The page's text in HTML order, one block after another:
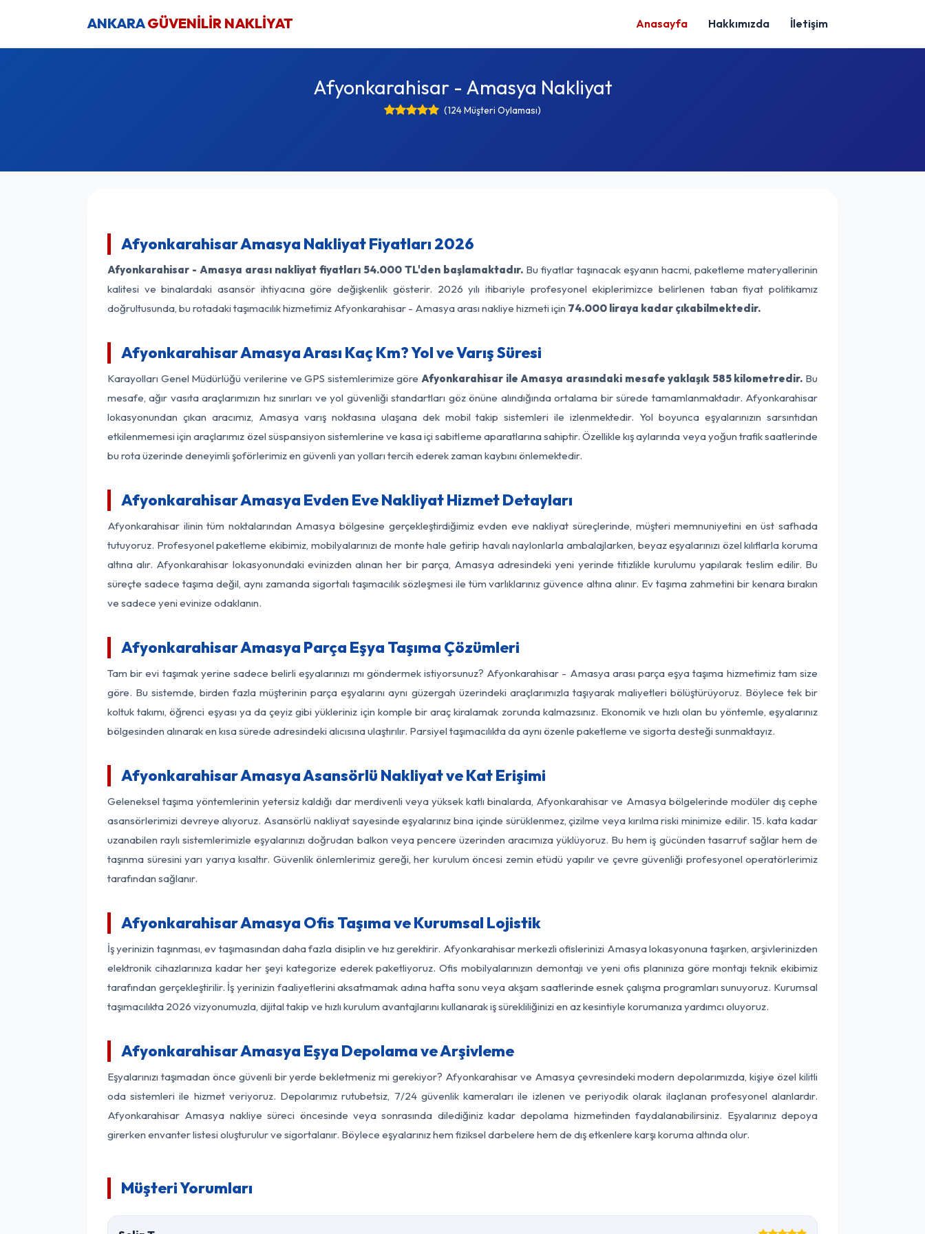
ANKARAGÜVENİLİR NAKLİYAT Anasayfa Hakkımızda İletişim
Afyonkarahisar - Amasya Nakliyat
(124 Müşteri Oylaması)
Afyonkarahisar Amasya Nakliyat Fiyatları 2026
Afyonkarahisar - Amasya arası nakliyat fiyatları 54.000 TL'den başlamaktadır. Bu fiyatlar taşınacak eşyanın hacmi, paketleme materyallerinin
kalitesi ve binalardaki asansör ihtiyacına göre değişkenlik gösterir. 2026 yılı itibariyle profesyonel ekiplerimizce belirlenen taban fiyat politikamız
doğrultusunda, bu rotadaki taşımacılık hizmetimiz Afyonkarahisar - Amasya arası nakliye hizmeti için 74.000 liraya kadar çıkabilmektedir.
Afyonkarahisar Amasya Arası Kaç Km? Yol ve Varış Süresi
Karayolları Genel Müdürlüğü verilerine ve GPS sistemlerimize göre Afyonkarahisar ile Amasya arasındaki mesafe yaklaşık 585 kilometredir. Bu
mesafe, ağır vasıta araçlarımızın hız sınırları ve yol güvenliği standartları göz önüne alındığında ortalama bir sürede tamamlanmaktadır. Afyonkarahisar
lokasyonundan çıkan aracımız, Amasya varış noktasına ulaşana dek mobil takip sistemleri ile izlenmektedir. Yol boyunca eşyalarınızın sarsıntıdan
etkilenmemesi için araçlarımız özel süspansiyon sistemlerine ve kasa içi sabitleme aparatlarına sahiptir. Özellikle kış aylarında veya yoğun trafik saatlerinde
bu rota üzerinde deneyimli şoförlerimiz en güvenli yan yolları tercih ederek zaman kaybını önlemektedir.
Afyonkarahisar Amasya Evden Eve Nakliyat Hizmet Detayları
Afyonkarahisar ilinin tüm noktalarından Amasya bölgesine gerçekleştirdiğimiz evden eve nakliyat süreçlerinde, müşteri memnuniyetini en üst safhada
tutuyoruz. Profesyonel paketleme ekibimiz, mobilyalarınızı de monte hale getirip havalı naylonlarla ambalajlarken, beyaz eşyalarınızı özel kılıflarla koruma
altına alır. Afyonkarahisar lokasyonundaki evinizden alınan her bir parça, Amasya adresindeki yeni yerinde titizlikle kurulumu yapılarak teslim edilir. Bu
süreçte sadece taşıma değil, aynı zamanda sigortalı taşımacılık sözleşmesi ile tüm varlıklarınız güvence altına alınır. Ev taşıma zahmetini bir kenara bırakın
ve sadece yeni evinize odaklanın.
Afyonkarahisar Amasya Parça Eşya Taşıma Çözümleri
Tam bir evi taşımak yerine sadece belirli eşyalarınızı mı göndermek istiyorsunuz? Afyonkarahisar - Amasya arası parça eşya taşıma hizmetimiz tam size
göre. Bu sistemde, birden fazla müşterinin parça eşyalarını aynı güzergah üzerindeki araçlarımızla taşıyarak maliyetleri bölüştürüyoruz. Böylece tek bir
koltuk takımı, öğrenci eşyası ya da çeyiz gibi yükleriniz için komple bir araç kiralamak zorunda kalmazsınız. Ekonomik ve hızlı olan bu yöntemle, eşyalarınız
bölgesinden alınarak en kısa sürede adresindeki alıcısına ulaştırılır. Parsiyel taşımacılıkta da aynı özenle paketleme ve sigorta desteği sunmaktayız.
Afyonkarahisar Amasya Asansörlü Nakliyat ve Kat Erişimi
Geleneksel taşıma yöntemlerinin yetersiz kaldığı dar merdivenli veya yüksek katlı binalarda, Afyonkarahisar ve Amasya bölgelerinde modüler dış cephe
asansörlerimizi devreye alıyoruz. Asansörlü nakliyat sayesinde eşyalarınız bina içinde sürüklenmez, çizilme veya kırılma riski minimize edilir. 15. kata kadar
uzanabilen raylı sistemlerimizle eşyalarınızı doğrudan balkon veya pencere üzerinden aracımıza yüklüyoruz. Bu hem iş gücünden tasarruf sağlar hem de
taşınma süresini yarı yarıya kısaltır. Güvenlik önlemlerimiz gereği, her kurulum öncesi zemin etüdü yapılır ve çevre güvenliği profesyonel operatörlerimiz
tarafından sağlanır.
Afyonkarahisar Amasya Ofis Taşıma ve Kurumsal Lojistik
İş yerinizin taşınması, ev taşımasından daha fazla disiplin ve hız gerektirir. Afyonkarahisar merkezli ofislerinizi Amasya lokasyonuna taşırken, arşivlerinizden
elektronik cihazlarınıza kadar her şeyi kategorize ederek paketliyoruz. Ofis mobilyalarınızın demontajı ve yeni ofis planınıza göre montajı teknik ekibimiz
tarafından gerçekleştirilir. İş yerinizin faaliyetlerini aksatmamak adına hafta sonu veya akşam saatlerinde esnek çalışma programları sunuyoruz. Kurumsal
taşımacılıkta 2026 vizyonumuzla, dijital takip ve hızlı kurulum avantajlarını kullanarak iş sürekliliğinizi en az kesintiyle korumanıza yardımcı oluyoruz.
Afyonkarahisar Amasya Eşya Depolama ve Arşivleme
Eşyalarınızı taşımadan önce güvenli bir yerde bekletmeniz mi gerekiyor? Afyonkarahisar ve Amasya çevresindeki modern depolarımızda, kişiye özel kilitli
oda sistemleri ile hizmet veriyoruz. Depolarımız rutubetsiz, 7/24 güvenlik kameraları ile izlenen ve periyodik olarak ilaçlanan profesyonel alanlardır.
Afyonkarahisar Amasya nakliye süreci öncesinde veya sonrasında dilediğiniz kadar depolama hizmetinden faydalanabilirsiniz. Eşyalarınız depoya
girerken envanter listesi oluşturulur ve sigortalanır. Böylece eşyalarınız hem fiziksel darbelere hem de dış etkenlere karşı koruma altında olur.
Müşteri Yorumları